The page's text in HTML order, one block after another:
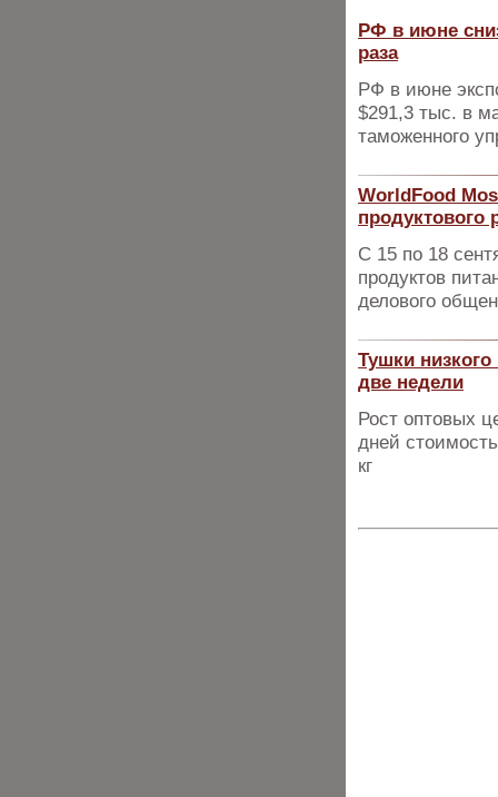
РФ в июне
раза
РФ в июне
$291,3 тыс. в
таможенного
WorldFood
продуктового
С 15 по 18
продуктов
делового
Тушки
две недели
Рост оптовых
дней
кг